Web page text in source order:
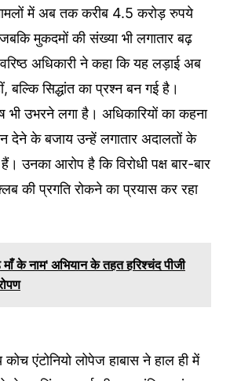
में अब तक करीब 4.5 करोड़ रुपये
मुकदमों की संख्या भी लगातार बढ़
अधिकारी ने कहा कि यह लड़ाई अब
बल्कि सिद्धांत का प्रश्न बन गई है।
उभरने लगा है। अधिकारियों का कहना
देने के बजाय उन्हें लगातार अदालतों के
उनका आरोप है कि विरोधी पक्ष बार-बार
की प्रगति रोकने का प्रयास कर रहा
के नाम' अभियान के तहत हरिश्चंद पीजी
एंटोनियो लोपेज हाबास ने हाल ही में